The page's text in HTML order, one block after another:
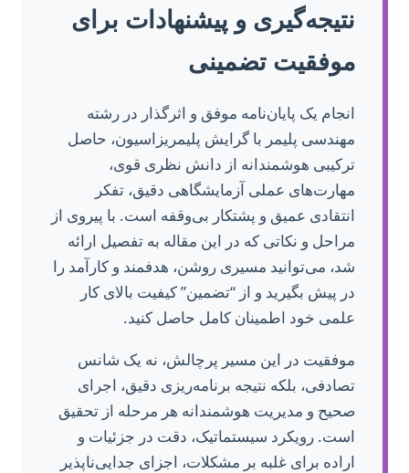
نتیجه‌گیری و پیشنهادات برای
موفقیت تضمینی
انجام یک پایان‌نامه موفق و اثرگذار در رشته
مهندسی پلیمر با گرایش پلیمریزاسیون، حاصل
ترکیبی هوشمندانه از دانش نظری قوی،
مهارت‌های عملی آزمایشگاهی دقیق، تفکر
انتقادی عمیق و پشتکار بی‌وقفه است. با پیروی از
مراحل و نکاتی که در این مقاله به تفصیل ارائه
شد، می‌توانید مسیری روشن، هدفمند و کارآمد را
در پیش بگیرید و از “تضمین” کیفیت بالای کار
علمی خود اطمینان کامل حاصل کنید.
موفقیت در این مسیر پرچالش، نه یک شانس
تصادفی، بلکه نتیجه برنامه‌ریزی دقیق، اجرای
صحیح و مدیریت هوشمندانه هر مرحله از تحقیق
است. رویکرد سیستماتیک، دقت در جزئیات و
اراده برای غلبه بر مشکلات، اجزای جدایی‌ناپذیر